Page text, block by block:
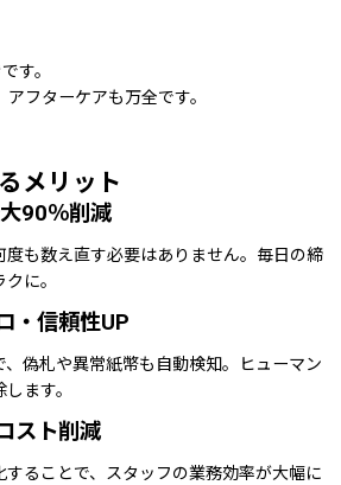
す。
フターケアも万全です。
メリット
90％削減
度も数え直す必要はありません。毎日の締
に。
・信頼性UP
、偽札や異常紙幣も自動検知。ヒューマン
ます。
スト削減
することで、スタッフの業務効率が大幅に